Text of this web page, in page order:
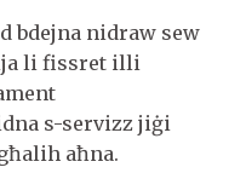
bdejna nidraw sew
li fissret illi
s-servizz jiġi
aħna.